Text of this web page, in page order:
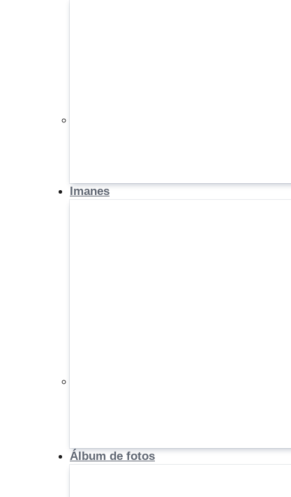
Imanes
Álbum de fotos